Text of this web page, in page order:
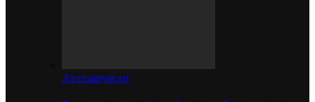
Автозапчасти